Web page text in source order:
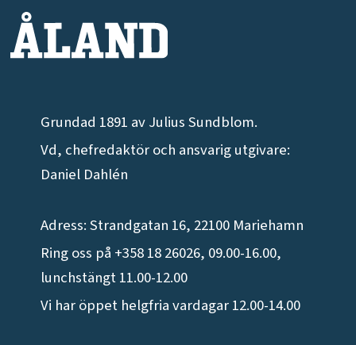
Grundad 1891 av Julius Sundblom.
Vd, chefredaktör och ansvarig utgivare:
Daniel Dahlén
Adress: Strandgatan 16, 22100 Mariehamn
Ring oss på +358 18 26026, 09.00-16.00,
lunchstängt 11.00-12.00
Vi har öppet helgfria vardagar 12.00-14.00